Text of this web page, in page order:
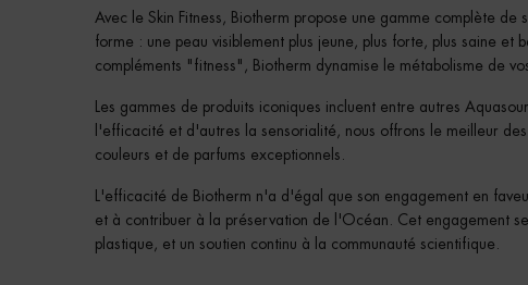
Avec le Skin Fitness, Biotherm propose une gamme complète
forme : une peau visiblement plus jeune, plus forte, plus saine
compléments "fitness", Biotherm dynamise le métabolisme de
Les gammes de produits iconiques incluent entre autres
l'efficacité et d'autres la sensorialité, nous offrons le meilleur
couleurs et de parfums exceptionnels.
L'efficacité de Biotherm n'a d'égal que son engagement en
et à contribuer à la préservation de l'Océan. Cet engagement
plastique, et un soutien continu à la communauté scientifique.